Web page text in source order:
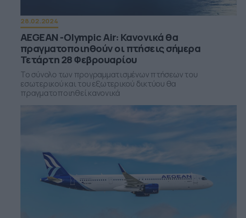
28.02.2024
AEGEAN -Olympic Air: Κανονικά θα
πραγματοποιηθούν οι πτήσεις σήμερα
Τετάρτη 28 Φεβρουαρίου
Το σύνολο των προγραμματισμένων πτήσεων του
εσωτερικού και του εξωτερικού δικτύου θα
πραγματοποιηθεί κανονικά